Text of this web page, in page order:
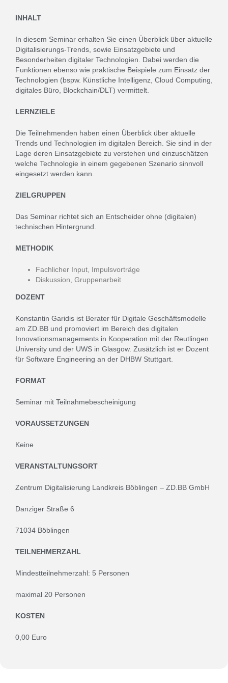
INHALT
In diesem Seminar erhalten Sie einen Überblick über aktuelle
Digitalisierungs-Trends, sowie Einsatzgebiete und
Besonderheiten digitaler Technologien. Dabei werden die
Funktionen ebenso wie praktische Beispiele zum Einsatz der
Technologien (bspw. Künstliche Intelligenz, Cloud Computing,
digitales Büro, Blockchain/DLT) vermittelt.
LERNZIELE
Die Teilnehmenden haben einen Überblick über aktuelle
Trends und Technologien im digitalen Bereich. Sie sind in der
Lage deren Einsatzgebiete zu verstehen und einzuschätzen
welche Technologie in einem gegebenen Szenario sinnvoll
eingesetzt werden kann.
ZIELGRUPPEN
Das Seminar richtet sich an Entscheider ohne (digitalen)
technischen Hintergrund.
METHODIK
Fachlicher Input, Impulsvorträge
Diskussion, Gruppenarbeit
DOZENT
Konstantin Garidis ist Berater für Digitale Geschäftsmodelle
am ZD.BB und promoviert im Bereich des digitalen
Innovationsmanagements in Kooperation mit der Reutlingen
University und der UWS in Glasgow. Zusätzlich ist er Dozent
für Software Engineering an der DHBW Stuttgart.
FORMAT
Seminar mit Teilnahmebescheinigung
VORAUSSETZUNGEN
Keine
VERANSTALTUNGSORT
Zentrum Digitalisierung Landkreis Böblingen – ZD.BB GmbH
Danziger Straße 6
71034 Böblingen
TEILNEHMERZAHL
Mindestteilnehmerzahl: 5 Personen
maximal 20 Personen
KOSTEN
0,00 Euro